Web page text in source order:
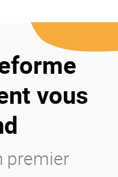
vous
premier